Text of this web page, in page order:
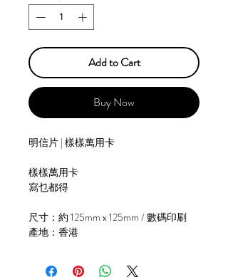
Add to Cart
Buy Now
明信片 | 樣樣萬用卡
樣樣萬用卡
寫乜都得
尺寸：約 125mm x 125mm / 數碼印刷
產地：香港